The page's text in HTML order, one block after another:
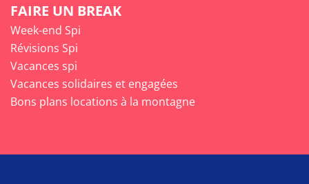
FAIRE UN BREAK
Week-end Spi
Révisions Spi
Vacances spi
Vacances solidaires et engagées
Bons plans locations à la montagne